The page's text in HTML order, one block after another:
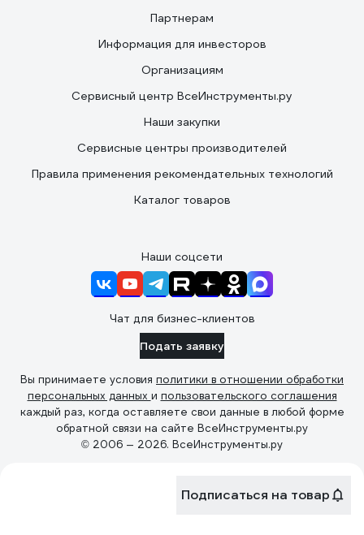
Подписаться на товар
Партнерам
Информация для инвесторов
Организациям
Сервисный центр ВсеИнструменты.ру
Наши закупки
Сервисные центры производителей
Правила применения рекомендательных технологий
Каталог товаров
Наши соцсети
Чат для бизнес-клиентов
Подать заявку
Вы принимаете условия политики в отношении обработки
персональных данных и пользовательского соглашения
каждый раз, когда оставляете свои данные в любой форме
обратной связи на сайте ВсеИнструменты.ру
© 2006 — 2026. ВсеИнструменты.ру